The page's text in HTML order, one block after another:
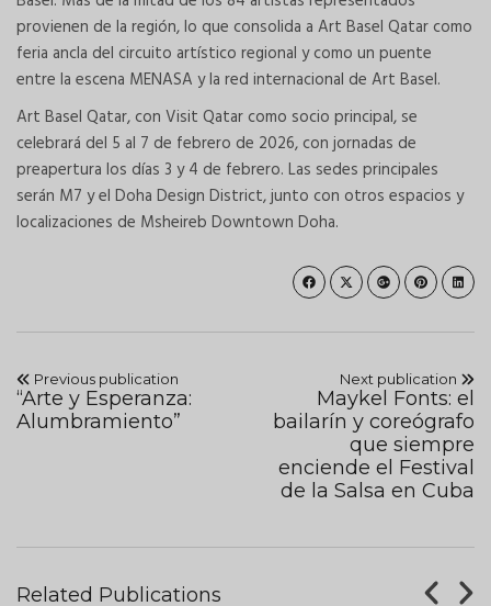
provienen de la región, lo que consolida a Art Basel Qatar como
feria ancla del circuito artístico regional y como un puente
entre la escena MENASA y la red internacional de Art Basel.
Art Basel Qatar, con Visit Qatar como socio principal, se
celebrará del 5 al 7 de febrero de 2026, con jornadas de
preapertura los días 3 y 4 de febrero. Las sedes principales
serán M7 y el Doha Design District, junto con otros espacios y
localizaciones de Msheireb Downtown Doha.
Previous publication
“Arte y Esperanza:
Alumbramiento”
Next publication
Maykel Fonts: el
bailarín y coreógrafo
que siempre
enciende el Festival
de la Salsa en Cuba
Related Publications